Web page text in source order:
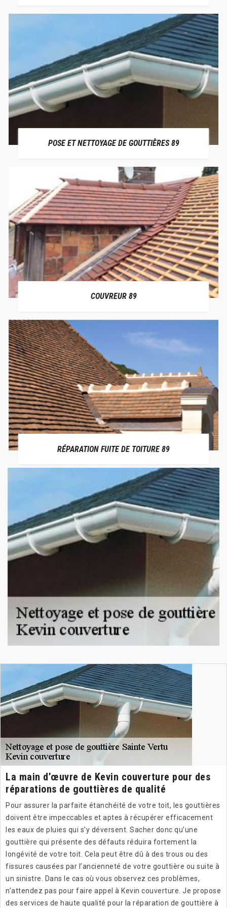
POSE ET NETTOYAGE DE GOUTTIÈRES 89
COUVREUR 89
RÉPARATION FUITE DE TOITURE 89
La main d’œuvre de Kevin couverture pour des
réparations de gouttières de qualité
Pour assurer la parfaite étanchéité de votre toit, les gouttières
doivent être impeccables et aptes à récupérer efficacement
les eaux de pluies qui s’y déversent. Sacher donc qu’une
gouttière qui présente des défauts réduira fortement la
longévité de votre toit. Cela peut être dû à des trous ou des
fissures causées par l’ancienneté de votre gouttière ou suite à
un sinistre. Dans le cas où vous observez ces problèmes,
n’attendez pas pour faire appel à Kevin couverture. Je propose
des services de haute qualité pour la réparation de gouttière à